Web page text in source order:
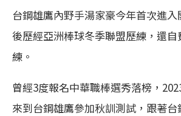
台鋼雄鷹內野手湯家豪今年首次進
後歷經亞洲棒球冬季聯盟歷練，還
練。
曾經3度報名中華職棒選秀落榜，
來到台鋼雄鷹參加秋訓測試，跟著